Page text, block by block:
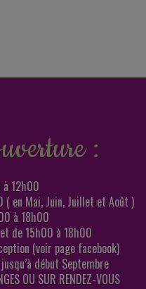
:
12h00
en Mai, Juin, Juillet et Août )
à 18h00
de 15h00 à 18h00
(voir page facebook)
début Septembre
OU SUR RENDEZ-VOUS